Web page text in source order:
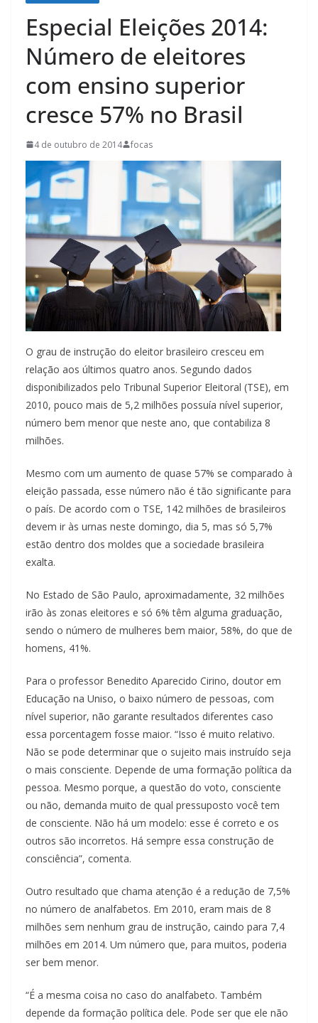
Especial Eleições 2014:
Número de eleitores
com ensino superior
cresce 57% no Brasil
4 de outubro de 2014 focas
O grau de instrução do eleitor brasileiro cresceu em
relação aos últimos quatro anos. Segundo dados
disponibilizados pelo Tribunal Superior Eleitoral (TSE), em
2010, pouco mais de 5,2 milhões possuía nível superior,
número bem menor que neste ano, que contabiliza 8
milhões.
Mesmo com um aumento de quase 57% se comparado à
eleição passada, esse número não é tão significante para
o país. De acordo com o TSE, 142 milhões de brasileiros
devem ir às urnas neste domingo, dia 5, mas só 5,7%
estão dentro dos moldes que a sociedade brasileira
exalta.
No Estado de São Paulo, aproximadamente, 32 milhões
irão às zonas eleitores e só 6% têm alguma graduação,
sendo o número de mulheres bem maior, 58%, do que de
homens, 41%.
Para o professor Benedito Aparecido Cirino, doutor em
Educação na Uniso, o baixo número de pessoas, com
nível superior, não garante resultados diferentes caso
essa porcentagem fosse maior. “Isso é muito relativo.
Não se pode determinar que o sujeito mais instruído seja
o mais consciente. Depende de uma formação política da
pessoa. Mesmo porque, a questão do voto, consciente
ou não, demanda muito de qual pressuposto você tem
de consciente. Não há um modelo: esse é correto e os
outros são incorretos. Há sempre essa construção de
consciência”, comenta.
Outro resultado que chama atenção é a redução de 7,5%
no número de analfabetos. Em 2010, eram mais de 8
milhões sem nenhum grau de instrução, caindo para 7,4
milhões em 2014. Um número que, para muitos, poderia
ser bem menor.
“É a mesma coisa no caso do analfabeto. Também
depende da formação política dele. Pode ser que ele não